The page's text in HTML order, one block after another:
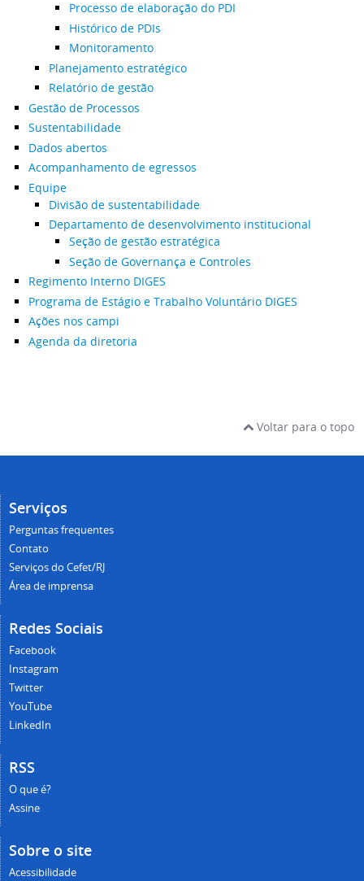
Processo de elaboração do PDI
Histórico de PDIs
Monitoramento
Planejamento estratégico
Relatório de gestão
Gestão de Processos
Sustentabilidade
Dados abertos
Acompanhamento de egressos
Equipe
Divisão de sustentabilidade
Departamento de desenvolvimento institucional
Seção de gestão estratégica
Seção de Governança e Controles
Regimento Interno DIGES
Programa de Estágio e Trabalho Voluntário DIGES
Ações nos campi
Agenda da diretoria
Voltar para o topo
Serviços
Perguntas frequentes
Contato
Serviços do Cefet/RJ
Área de imprensa
Redes Sociais
Facebook
Instagram
Twitter
YouTube
LinkedIn
RSS
O que é?
Assine
Sobre o site
Acessibilidade